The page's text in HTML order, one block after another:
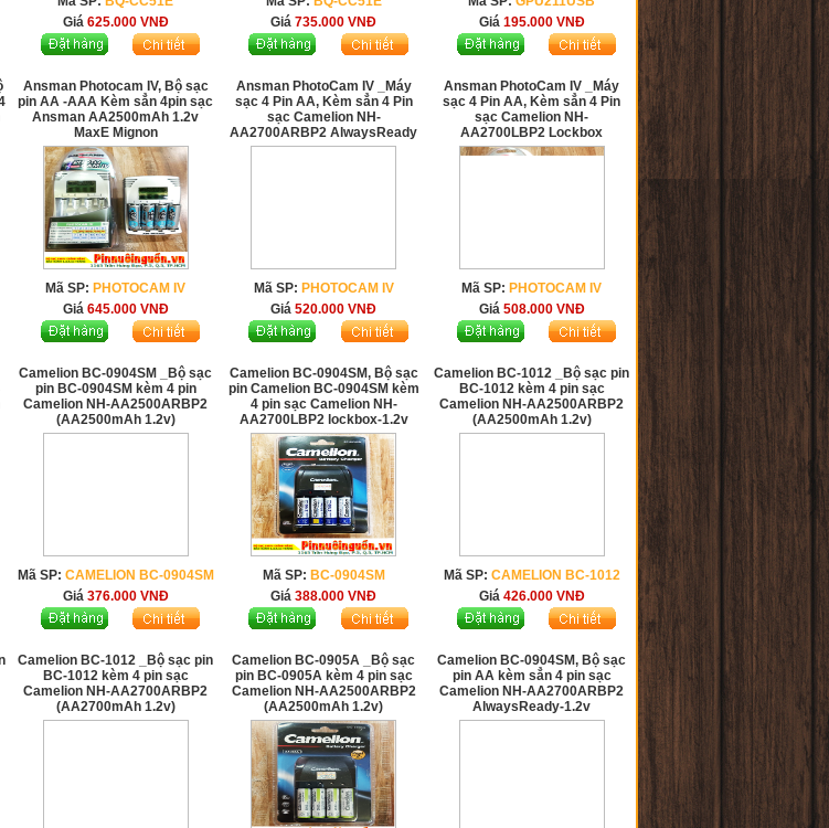
Giá 625.000 VNĐ
Giá735.000VNĐ
Giá 195.000 VNĐ
Ansman Photocam IV, Bộ sạc
pin AA -AAA Kèm sẳn 4pin sạc
Ansman AA2500mAh 1.2v
MaxE Mignon
Mã SP: PHOTOCAM IV
Giá 645.000 VNĐ
Ansman PhotoCam IV _Máy
sạc 4 Pin AA, Kèm sẳn 4 Pin
sạc Camelion NH-
AA2700ARBP2 AlwaysReady
Mã SP: PHOTOCAM IV
Giá520.000VNĐ
Ansman PhotoCam IV _Máy
sạc 4 Pin AA, Kèm sẳn 4 Pin
sạc Camelion NH-
AA2700LBP2 Lockbox
Mã SP: PHOTOCAM IV
Giá 508.000 VNĐ
Camelion BC-0904SM _Bộ sạc
pin BC-0904SM kèm 4 pin
Camelion NH-AA2500ARBP2
(AA2500mAh 1.2v)
Mã SP: CAMELION BC-0904SM
Giá 376.000 VNĐ
Camelion BC-0904SM, Bộ sạc
pin Camelion BC-0904SM kèm
4 pin sạc Camelion NH-
AA2700LBP2 lockbox-1.2v
Mã SP: BC-0904SM
Giá388.000VNĐ
Camelion BC-1012 _Bộ sạc pin
BC-1012 kèm 4 pin sạc
Camelion NH-AA2500ARBP2
(AA2500mAh 1.2v)
Mã SP: CAMELION BC-1012
Giá 426.000 VNĐ
Camelion BC-1012 _Bộ sạc pin
BC-1012 kèm 4 pin sạc
Camelion NH-AA2700ARBP2
(AA2700mAh 1.2v)
Camelion BC-0905A _Bộ sạc
pin BC-0905A kèm 4 pin sạc
Camelion NH-AA2500ARBP2
(AA2500mAh 1.2v)
Camelion BC-0904SM, Bộ sạc
pin AA kèm sẳn 4 pin sạc
Camelion NH-AA2700ARBP2
AlwaysReady-1.2v